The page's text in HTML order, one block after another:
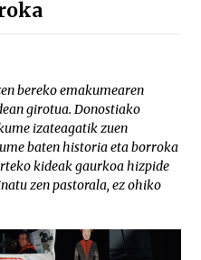
bereko emakumearen
girotua. Donostiako
izateagatik zuen
baten historia eta borroka
kideak gaurkoa hizpide
zen pastorala, ez ohiko